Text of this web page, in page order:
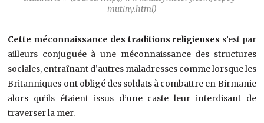
mutiny.html)
Cette méconnaissance des traditions religieuses s’est par
ailleurs conjuguée à une méconnaissance des structures
sociales, entraînant d’autres maladresses comme lorsque les
Britanniques ont obligé des soldats à combattre en Birmanie
alors qu’ils étaient issus d’une caste leur interdisant de
traverser la mer.